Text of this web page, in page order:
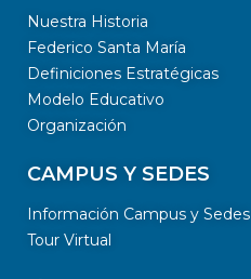
Nuestra Historia
Federico Santa María
Definiciones Estratégicas
Modelo Educativo
Organización
CAMPUS Y SEDES
Información Campus y Sedes
Tour Virtual